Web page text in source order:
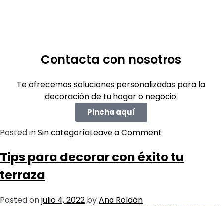
Contacta con nosotros
Te ofrecemos soluciones personalizadas para la
decoración de tu hogar o negocio.
Pincha aquí
Posted inSin categoríaLeave a Comment
Tips para decorar con éxito tu
terraza
Posted onjulio 4, 2022 byAna Roldán